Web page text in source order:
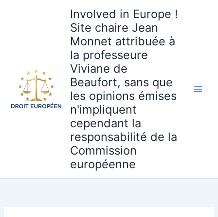
Involved in Europe !
Site chaire Jean
Monnet attribuée à
la professeure
Viviane de
Beaufort, sans que
les opinions émises
n'impliquent
cependant la
responsabilité de la
Commission
européenne